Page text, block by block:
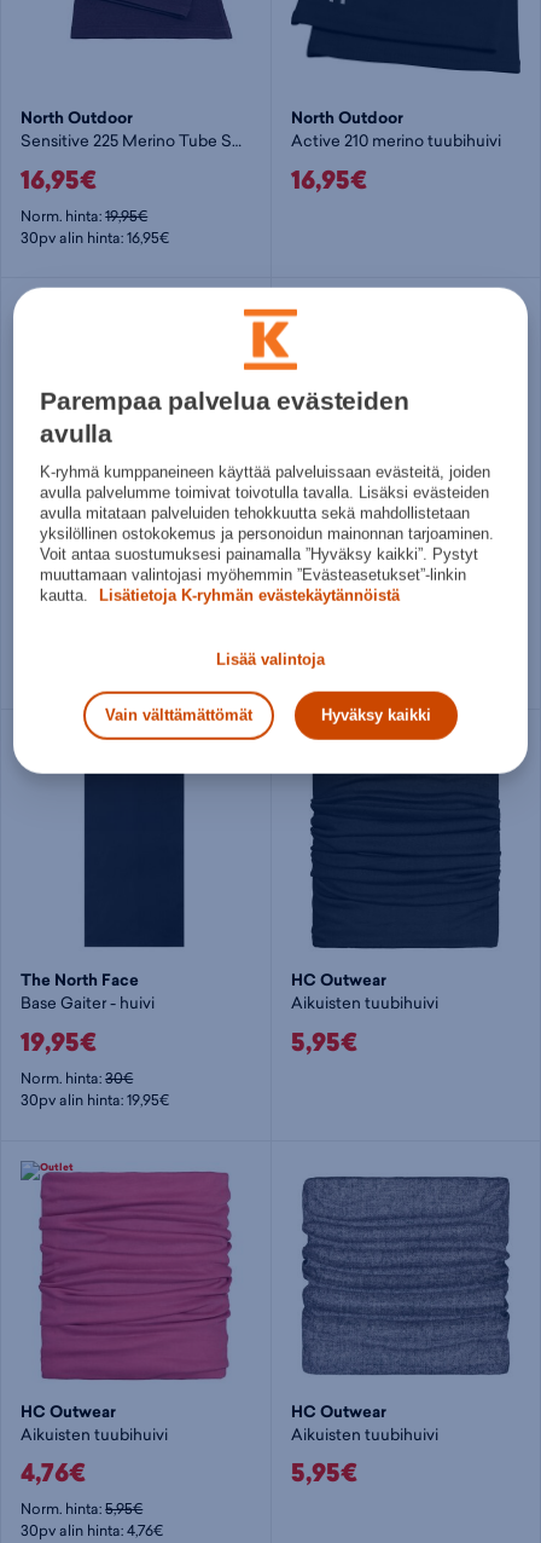
North Outdoor
Sensitive 225 Merino Tube Scarf - huivi
16,95€
Norm. hinta:19,95€
30pv alin hinta: 16,95€
North Outdoor
Active 210 merino tuubihuivi
16,95€
North Outdoor
Sensitive 225 Merino Tube Scarf - huivi
16,95€
North Outdoor
Active 210 merino tuubihuivi
16,95€
The North Face
Base Gaiter - huivi
19,95€
Norm. hinta:30€
30pv alin hinta: 19,95€
HC Outwear
Aikuisten tuubihuivi
5,95€
HC Outwear
Aikuisten tuubihuivi
4,76€
Norm. hinta:5,95€
30pv alin hinta: 4,76€
HC Outwear
Aikuisten tuubihuivi
5,95€
Parempaa palvelua evästeiden
avulla
K-ryhmä kumppaneineen käyttää palveluissaan evästeitä, joiden
avulla palvelumme toimivat toivotulla tavalla. Lisäksi evästeiden
avulla mitataan palveluiden tehokkuutta sekä mahdollistetaan
yksilöllinen ostokokemus ja personoidun mainonnan tarjoaminen.
Voit antaa suostumuksesi painamalla ”Hyväksy kaikki”. Pystyt
muuttamaan valintojasi myöhemmin ”Evästeasetukset”-linkin
kautta.
Lisätietoja K-ryhmän evästekäytännöistä
Lisää valintoja
Vain välttämättömät Hyväksy kaikki